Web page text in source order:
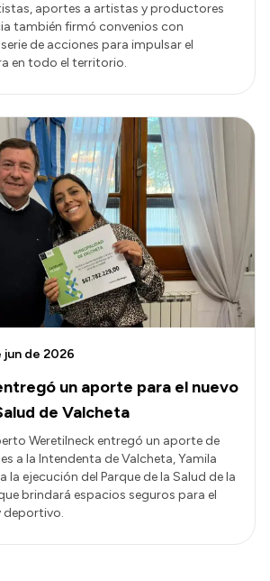
aportes a artistas y productores
también firmó convenios con
de acciones para impulsar el
en todo el territorio.
un aporte para el nuevo
de Valcheta
jun de 2026
Weretilneck entregó un aporte de
a la Intendenta de Valcheta, Yamila
la ejecución del Parque de la Salud de la
brindará espacios seguros para el
deportivo.